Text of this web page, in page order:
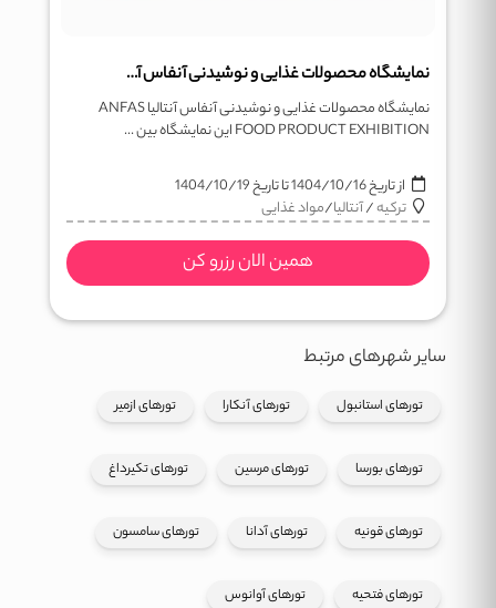
نمایشگاه محصولات غذایی و نوشیدنی آنفاس آنتالیا ANFAS FOOD PRODUCT EXHIBITION
نمایشگاه محصولات غذایی و نوشیدنی آنفاس آنتالیا ANFAS
FOOD PRODUCT EXHIBITION این نمایشگاه بین ...
از تاریخ1404/10/16تا تاریخ1404/10/19
ترکیه/آنتالیا/مواد غذایی
همین الان رزرو کن
سایر شهرهای مرتبط
تورهای استانبول تورهای آنکارا تورهای ازمیر
تورهای بورسا تورهای مرسین تورهای تکیرداغ
تورهای قونیه تورهای آدانا تورهای سامسون
تورهای فتحیه تورهای آوانوس